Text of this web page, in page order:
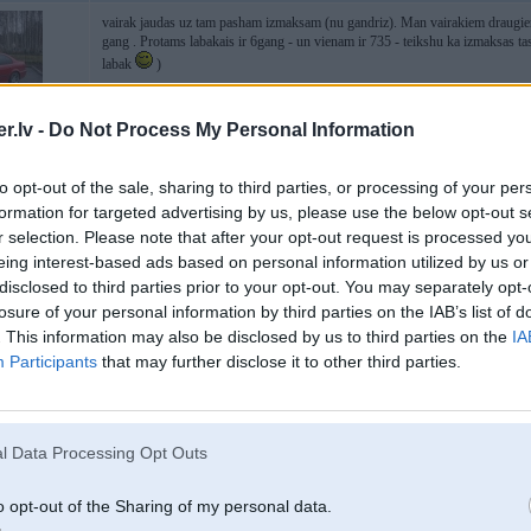
- Do Not Process My Personal Information
opt-out of the sale, sharing to third parties, or processing of your
for targeted advertising by us, please use the below opt-out
selection. Please note that after your opt-out request is processed
interest-based ads based on personal information utilized by us
to third parties prior to your opt-out. You may separately
of your personal information by third parties on the IAB’s list of
This information may also be disclosed by us to third parties on the
Participants that may further disclose it to other third parties.
Data Processing Opt Outs
opt-out of the Sharing of my personal data.
vairak jaudas uz tam pasham izmaksam (nu gandriz). Man vairakiem
gang . Protams labakais ir 6gang - un vienam ir 735 - teikshu ka izmaksas
labak
)
-----------------
88888888
M-Paket & ’00
Ja abi vecie tad jau nu toch nav skirbas. tad jau labak 740 jo 3,5 naak bez
bet nu za to 4,4. Riis jau mazaak protams 3,5 - kaa nekaa 1 L atskiriiba.
16. Dec 2003, 11:59
nu nejau E65
.